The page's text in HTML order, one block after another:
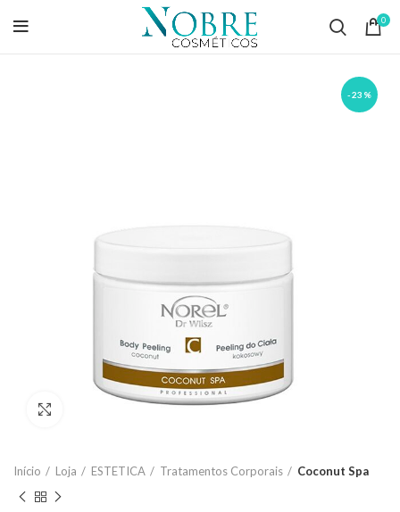
0
-23%
Início Loja ESTETICA Tratamentos Corporais Coconut Spa